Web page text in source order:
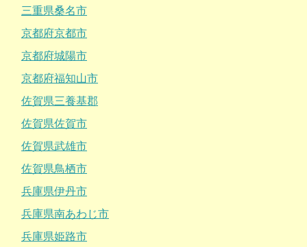
三重県桑名市
京都府京都市
京都府城陽市
京都府福知山市
佐賀県三養基郡
佐賀県佐賀市
佐賀県武雄市
佐賀県鳥栖市
兵庫県伊丹市
兵庫県南あわじ市
兵庫県姫路市